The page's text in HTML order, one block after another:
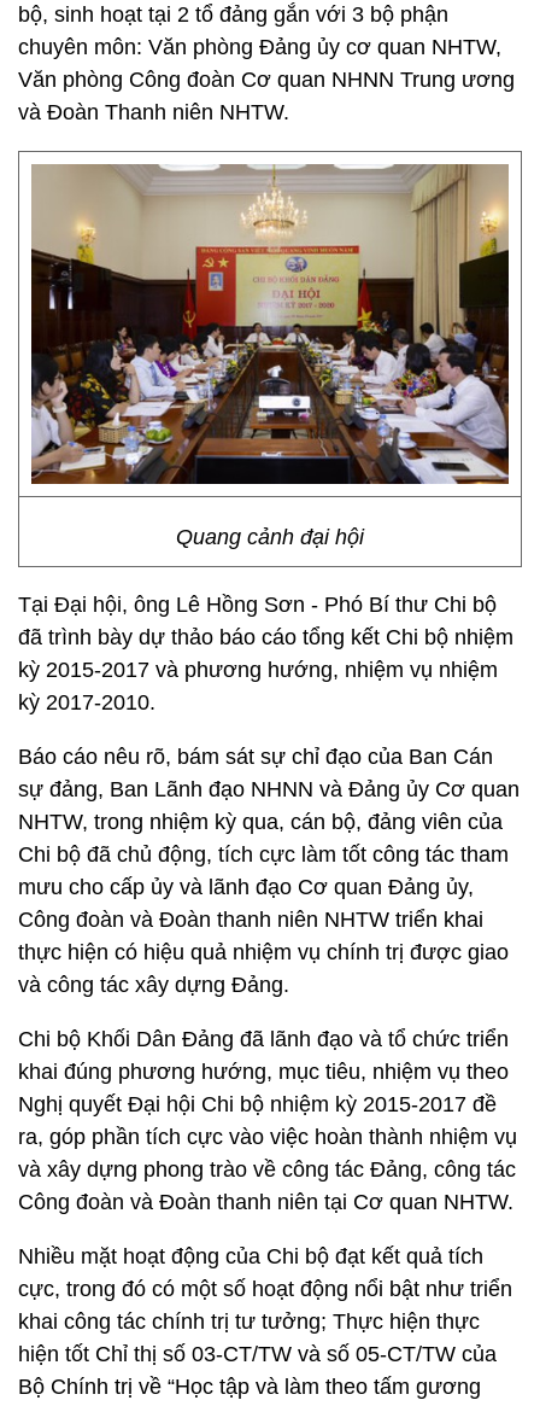
bộ, sinh hoạt tại 2 tổ đảng gắn với 3 bộ phận
chuyên môn: Văn phòng Đảng ủy cơ quan NHTW,
Văn phòng Công đoàn Cơ quan NHNN Trung ương
và Đoàn Thanh niên NHTW.
Quang cảnh đại hội
Tại Đại hội, ông Lê Hồng Sơn - Phó Bí thư Chi bộ
đã trình bày dự thảo báo cáo tổng kết Chi bộ nhiệm
kỳ 2015-2017 và phương hướng, nhiệm vụ nhiệm
kỳ 2017-2010.
Báo cáo nêu rõ, bám sát sự chỉ đạo của Ban Cán
sự đảng, Ban Lãnh đạo NHNN và Đảng ủy Cơ quan
NHTW, trong nhiệm kỳ qua, cán bộ, đảng viên của
Chi bộ đã chủ động, tích cực làm tốt công tác tham
mưu cho cấp ủy và lãnh đạo Cơ quan Đảng ủy,
Công đoàn và Đoàn thanh niên NHTW triển khai
thực hiện có hiệu quả nhiệm vụ chính trị được giao
và công tác xây dựng Đảng.
Chi bộ Khối Dân Đảng đã lãnh đạo và tổ chức triển
khai đúng phương hướng, mục tiêu, nhiệm vụ theo
Nghị quyết Đại hội Chi bộ nhiệm kỳ 2015-2017 đề
ra, góp phần tích cực vào việc hoàn thành nhiệm vụ
và xây dựng phong trào về công tác Đảng, công tác
Công đoàn và Đoàn thanh niên tại Cơ quan NHTW.
Nhiều mặt hoạt động của Chi bộ đạt kết quả tích
cực, trong đó có một số hoạt động nổi bật như triển
khai công tác chính trị tư tưởng; Thực hiện thực
hiện tốt Chỉ thị số 03-CT/TW và số 05-CT/TW của
Bộ Chính trị về “Học tập và làm theo tấm gương